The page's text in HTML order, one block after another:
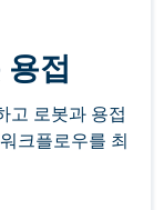
접
고 로봇과 용접
크플로우를 최